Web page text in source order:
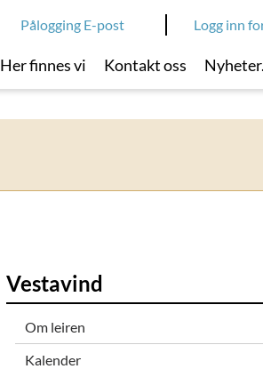
Logg inn
Pålogging E-post
Her finnes vi Kontakt oss Nyheter.
Vestavind
Om leiren
Kalender